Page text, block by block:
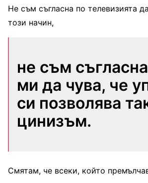
Не съм съгласна по телевизията
този начин,
не съм
ми да чува, че
си позволява
цинизъм.
Смятам, че всеки, който